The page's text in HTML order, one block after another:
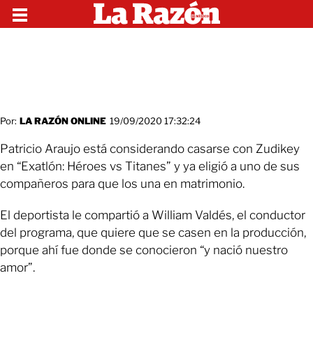
Por: LA RAZÓN ONLINE 19/09/2020 17:32:24
Patricio Araujo está considerando casarse con Zudikey
en “Exatlón: Héroes vs Titanes” y ya eligió a uno de sus
compañeros para que los una en matrimonio.
El deportista le compartió a William Valdés, el conductor
del programa, que quiere que se casen en la producción,
porque ahí fue donde se conocieron “y nació nuestro
amor”.